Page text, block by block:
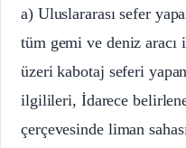
a) Uluslararası sefer
tüm gemi ve deniz
üzeri kabotaj seferi
ilgilileri, İdarece
çerçevesinde liman